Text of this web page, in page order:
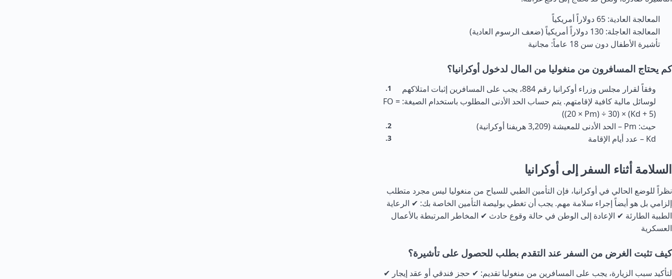
المعالجة العادية: 65 دولاراً أمريكياً
المعالجة العاجلة: 130 دولاراً أمريكياً (ضعف الرسوم العادية)
تأشيرة الأطفال دون سن 18 عاماً: مجانية
كم يحتاج المسافرون من منغوليا من المال لدخول أوكرانيا؟
وفقاً لقرار مجلس وزراء أوكرانيا رقم 884، يجب على المسافرين إثبات امتلاكهم
لوسائل مالية كافية لإقامتهم. يتم حساب الحد الأدنى المطلوب باستخدام الصيغة: FO =
((20 × Pm) ÷ 30) × (Kd + 5)
حيث: Pm – الحد الأدنى للمعيشة (3,209 هريفنا أوكرانية)
Kd – عدد أيام الإقامة
السلامة أثناء السفر إلى أوكرانيا
نظراً للوضع الحالي في أوكرانيا، فإن التأمين الطبي للسياح من منغوليا ليس مجرد متطلب
إلزامي بل هو أيضاً إجراء سلامة مهم. يجب أن تغطي بوليصة التأمين الخاصة بك: ✔ الرعاية
الطبية الطارئة ✔ الإعادة إلى الوطن في حالة وقوع حادث ✔ المخاطر المرتبطة بالأعمال
العسكرية
كيف تثبت الغرض من السفر عند التقدم بطلب للحصول على تأشيرة؟
لتأكيد سبب الزيارة، يجب على المسافرين من منغوليا تقديم: ✔ حجز فندقي أو عقد إيجار ✔